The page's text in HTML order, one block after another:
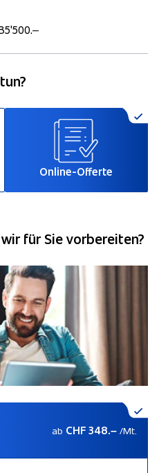
Online-Offerte
für Sie vorbereiten?
ab CHF 348.– /Mt.